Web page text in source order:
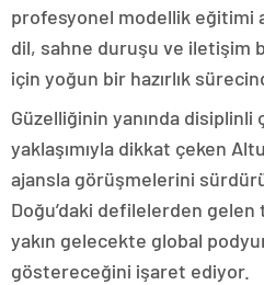
profesyonel modellik eğitimi
dil, sahne duruşu ve iletişim
için yoğun bir hazırlık
Güzelliğinin yanında disiplinli
yaklaşımıyla dikkat çeken
ajansla görüşmelerini
Doğu’daki defilelerden
yakın gelecekte global
göstereceğini işaret ediyor.